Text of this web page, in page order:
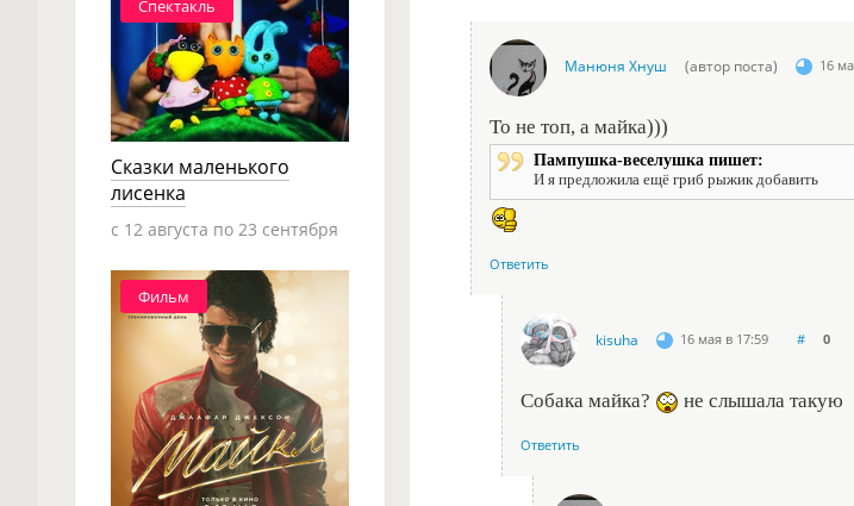
Манюня Хнуш (автор поста) 16
То не топ, а майка)))
Пампушка-веселушка пишет:
И я предложила ещё гриб рыжик добавить
Ответить
kisuha 16 мая в 17:59 # 0
Собака майка? не слышала такую
Ответить
Спектакль
Сказки маленького
лисенка
c 12 августа по 23 сентября
Фильм